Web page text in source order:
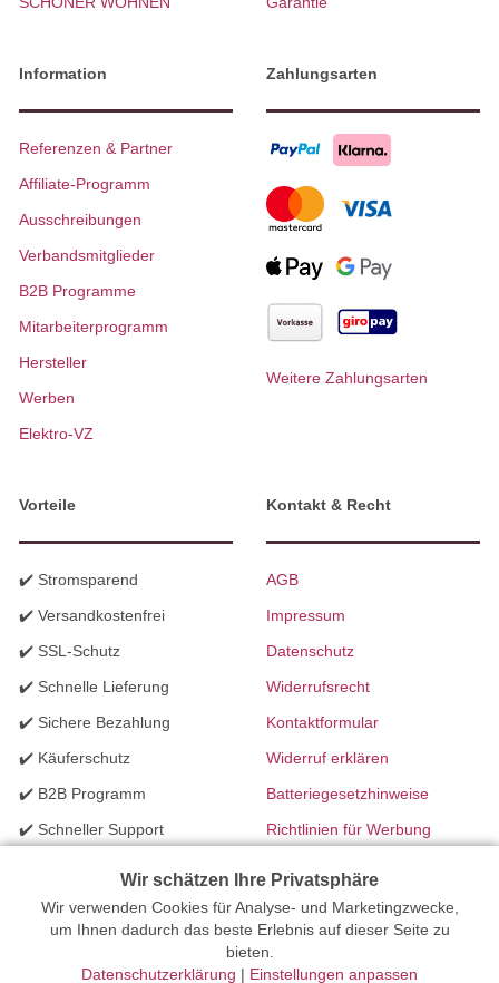
Information
Referenzen & Partner
Affiliate-Programm
Ausschreibungen
Verbandsmitglieder
B2B Programme
Mitarbeiterprogramm
Hersteller
Werben
Elektro-VZ
Zahlungsarten
Weitere Zahlungsarten
Vorteile
✔️ Stromsparend
✔️ Versandkostenfrei
✔️ SSL-Schutz
✔️ Schnelle Lieferung
✔️ Sichere Bezahlung
✔️ Käuferschutz
✔️ B2B Programm
✔️ Schneller Support
Kontakt & Recht
AGB
Impressum
Datenschutz
Widerrufsrecht
Kontaktformular
Widerruf erklären
Batteriegesetzhinweise
Richtlinien für Werbung
Ihr Onlinefachhandel für Beleuchtung seit 2012 | Erstellt mit
peleides.io
Wir schätzen Ihre Privatsphäre
Wir verwenden Cookies für Analyse- und Marketingzwecke,
um Ihnen dadurch das beste Erlebnis auf dieser Seite zu
bieten.
Datenschutzerklärung | Einstellungen anpassen